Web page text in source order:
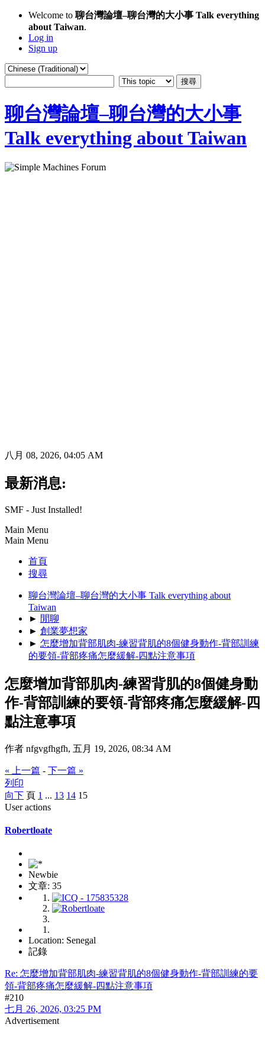
Welcome to 聊台灣論壇–聊台灣的大小事 Talk everything
about Taiwan.
Log in
Sign up
聊台灣論壇–聊台灣的大小事
Talk everything about Taiwan
八月 08, 2026, 04:05 AM
最新消息:
SMF - Just Installed!
Main Menu
Main Menu
首頁
搜尋
聊台灣論壇–聊台灣的大小事 Talk everything about
Taiwan
► 閒聊
► 創業夢想家
► 怎麼增加背部肌肉-練習背肌的8個健身動作-背部訓練
的要領-背部疼痛怎麼緩解-四點注意事項
怎麼增加背部肌肉-練習背肌的8個健身動
作-背部訓練的要領-背部疼痛怎麼緩解-四
點注意事項
作者 nfgvgfhgfh, 五月 19, 2026, 08:34 AM
« 上一篇 - 下一篇 »
列印
向下 頁 1 ... 13 14 15
User actions
Robertloate
Newbie
文章: 35
Location: Senegal
記錄
Re: 怎麼增加背部肌肉-練習背肌的8個健身動作-背部訓練的要
領-背部疼痛怎麼緩解-四點注意事項
#210
七月 26, 2026, 03:25 PM
Advertisement